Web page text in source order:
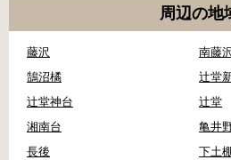
周辺の地
藤沢
南藤沢
鵠沼橘
辻堂
辻堂神台
辻堂
湘南台
亀井
長後
下土